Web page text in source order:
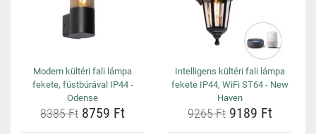
Modern kültéri fali lámpa
fekete, füstbúrával IP44 -
Odense
8385 Ft 8759 Ft
Intelligens kültéri fali lámpa
fekete IP44, WiFi ST64 - New
Haven
9265 Ft 9189 Ft